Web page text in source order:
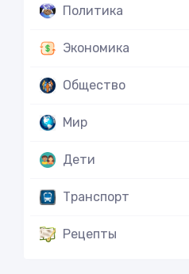
Политика
Экономика
Общество
Мир
Дети
Транспорт
Рецепты